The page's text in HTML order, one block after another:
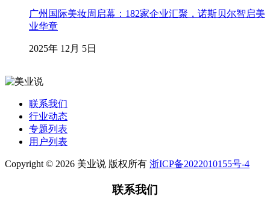
广州国际美妆周启幕：182家企业汇聚，诺斯贝尔智启美
业华章
2025年 12月 5日
联系我们
行业动态
专题列表
用户列表
Copyright © 2026 美业说 版权所有 浙ICP备2022010155号-4
联系我们